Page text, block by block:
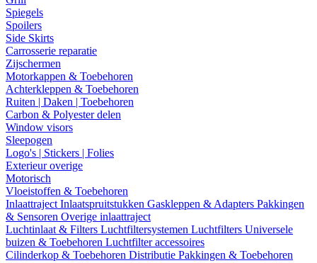
Spiegels
Spoilers
Side Skirts
Carrosserie reparatie
Zijschermen
Motorkappen & Toebehoren
Achterkleppen & Toebehoren
Ruiten | Daken | Toebehoren
Carbon & Polyester delen
Window visors
Sleepogen
Logo's | Stickers | Folies
Exterieur overige
Motorisch
Vloeistoffen & Toebehoren
Inlaattraject Inlaatspruitstukken Gaskleppen & Adapters Pakkingen
& Sensoren Overige inlaattraject
Luchtinlaat & Filters Luchtfiltersystemen Luchtfilters Universele
buizen & Toebehoren Luchtfilter accessoires
Cilinderkop & Toebehoren Distributie Pakkingen & Toebehoren